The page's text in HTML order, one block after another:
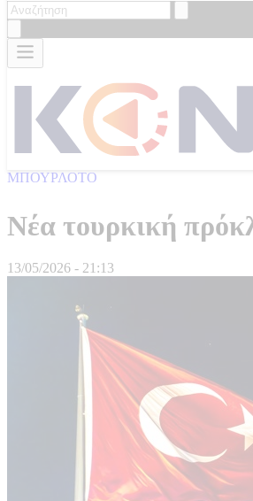
ΜΠΟΥΡΛΟΤΟ
Νέα τουρκική
13/05/2026 - 21:13